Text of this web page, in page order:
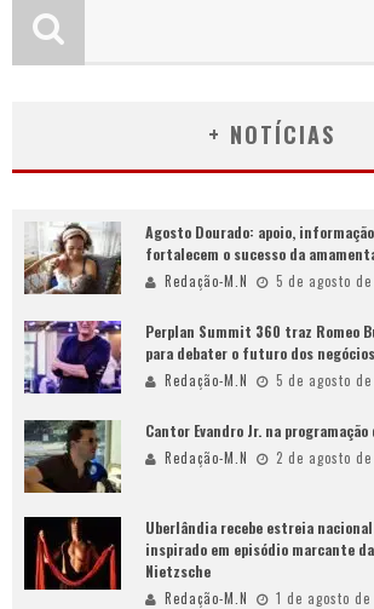
+ NOTÍCIAS
Agosto Dourado: apoio,
fortalecem o sucesso da
Redação-M.N 5 de agosto de
Perplan Summit 360 traz Romeo
para debater o futuro dos negócios
Redação-M.N 5 de agosto de
Cantor Evandro Jr. na programação
Redação-M.N 2 de agosto de
Uberlândia recebe estreia
inspirado em episódio marcante
Nietzsche
Redação-M.N 1 de agosto de